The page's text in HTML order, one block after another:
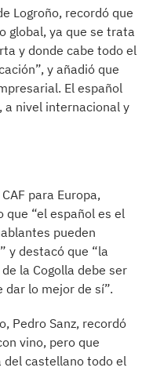
Logroño, recordó que
global, ya que se trata
y donde cabe todo el
y añadió que
El español
nivel internacional y
para Europa,
que “el español es el
pueden
y destacó que “la
la Cogolla debe ser
lo mejor de sí”.
Pedro Sanz, recordó
vino, pero que
del castellano todo el